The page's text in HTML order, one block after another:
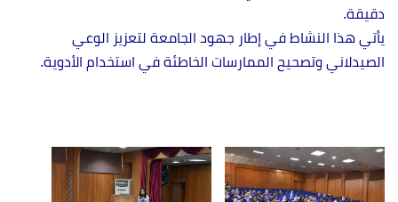
دقيقة.
يأتي هذا النشاط في إطار جهود الجامعة لتعزيز الوعي
الصيدلاني وتصحيح الممارسات الخاطئة في استخدام الأدوية.